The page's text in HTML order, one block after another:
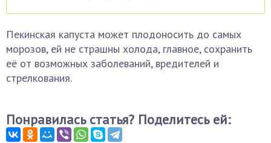
Пекинская капуста может плодоносить до самых
морозов, ей не страшны холода, главное, сохранить
её от возможных заболеваний, вредителей и
стрелкования.
Понравилась статья? Поделитесь ей: